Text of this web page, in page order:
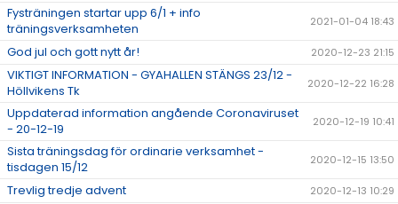
Fysträningen startar upp 6/1 + info
träningsverksamheten
2021-01-04 18:43
God jul och gott nytt år! 2020-12-23 21:15
VIKTIGT INFORMATION - GYAHALLEN STÄNGS 23/12 -
Höllvikens Tk
2020-12-22 16:28
Uppdaterad information angående Coronaviruset
- 20-12-19
2020-12-19 10:41
Sista träningsdag för ordinarie verksamhet -
tisdagen 15/12
2020-12-15 13:50
Trevlig tredje advent 2020-12-13 10:29